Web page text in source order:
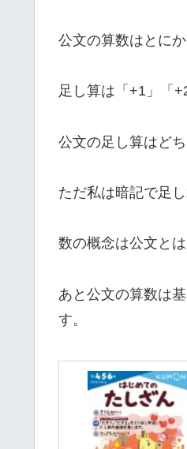
公文の算数はとに
足し算は「+1」「
公文の足し算はど
ただ私は暗記で足
数の概念は公文と
あと公文の算数は
す。